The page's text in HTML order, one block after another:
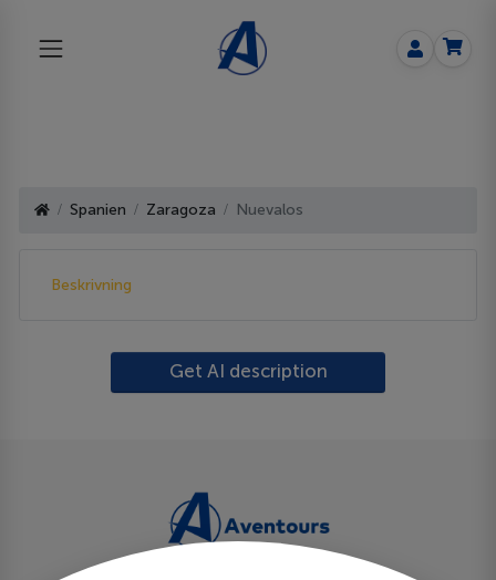
Spanien Zaragoza Nuevalos
Beskrivning
Get AI description